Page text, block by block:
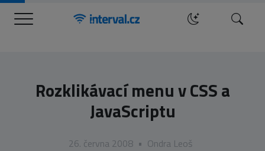
Menu Hledat
Rozklikávací menu v CSS a
JavaScriptu
26. června 2008 • Ondra Leoš